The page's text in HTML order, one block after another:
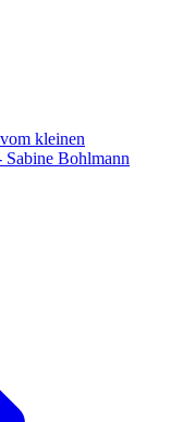
kleinen
Sabine Bohlmann